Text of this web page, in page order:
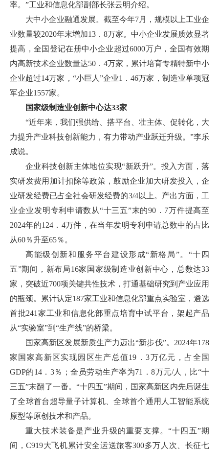
率。”工业和信息化部副部长张云明介绍。
大中小企业融通发展。截至今年7月，规模以上工业企
业数量较2020年末增加13．8万家。中小企业发展质效显著
提高，全国登记在册中小企业超过6000万户，全国有效期
内高新技术企业数量达50．4万家，累计培育专精特新中小
企业超过14万家，“小巨人”企业1．46万家，制造业单项冠
军企业1557家。
国家级制造业创新中心达33家
“近年来，我们强供给、搭平台、壮主体、促转化，大
力提升产业科技创新能力，有力带动产业跃迁升级。”李乐
成说。
企业科技创新主体地位实现“新跃升”。投入方面，落
实研发费用加计扣除等政策，鼓励企业加大研发投入，企
业研发经费已占全社会研发经费的3/4以上。产出方面，工
业企业发明专利申请数从“十三五”末的90．7万件提高至
2024年的124．4万件，在当年发明专利申请总数中的占比
从60％升至65％。
高能级创新和服务平台建设形成“新格局”。“十四
五”期间，新布局16家国家级制造业创新中心，总数达33
家，突破近700项关键共性技术，打通基础研究到产业应用
的瓶颈。累计认定187家工业和信息化部重点实验室，遴选
首批241家工业和信息化部重点培育中试平台，架起产品
从“实验室”到“生产线”的桥梁。
国家高新区发展新质生产力迈出“新步伐”。2024年178
家国家高新区实现园区生产总值19．3万亿元，占全国
GDP的14．3％；全员劳动生产率为71．8万元/人，比“十
三五”末翻了一番。“十四五”期间，国家高新区内先后诞生
了全球首台超导量子计算机、全球首个通用人工智能系统
原型等原创技术和产品。
重大技术装备是产业升级的重要支撑。“十四五”期
间，C919大飞机累计安全运送旅客300多万人次、长征七